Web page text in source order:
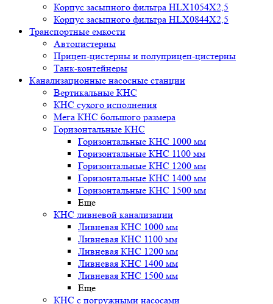
Корпус засыпного фильтра HLX1054X2,5
Корпус засыпного фильтра HLX0844X2,5
Транспортные емкости
Автоцистерны
Прицеп-цистерны и полуприцеп-цистерны
Танк-контейнеры
Канализационные насосные станции
Вертикальные КНС
КНС сухого исполнения
Мега КНС большого размера
Горизонтальные КНС
Горизонтальные КНС 1000 мм
Горизонтальные КНС 1100 мм
Горизонтальные КНС 1200 мм
Горизонтальные КНС 1400 мм
Горизонтальные КНС 1500 мм
Еще
КНС ливневой канализации
Ливневая КНС 1000 мм
Ливневая КНС 1100 мм
Ливневая КНС 1200 мм
Ливневая КНС 1400 мм
Ливневая КНС 1500 мм
Еще
КНС с погружными насосами